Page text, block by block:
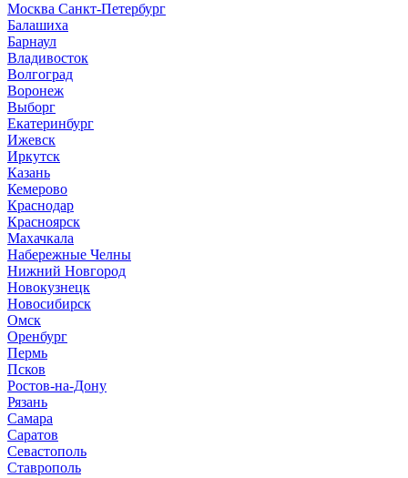
Москва Санкт-Петербург
Балашиха
Барнаул
Владивосток
Волгоград
Воронеж
Выборг
Екатеринбург
Ижевск
Иркутск
Казань
Кемерово
Краснодар
Красноярск
Махачкала
Набережные Челны
Нижний Новгород
Новокузнецк
Новосибирск
Омск
Оренбург
Пермь
Псков
Ростов-на-Дону
Рязань
Самара
Саратов
Севастополь
Ставрополь